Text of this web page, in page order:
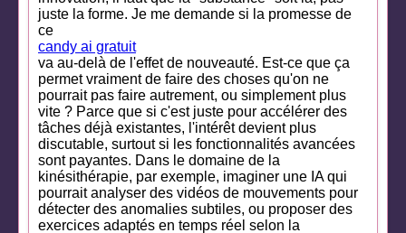
juste la forme. Je me demande si la promesse de
ce
candy ai gratuit
va au-delà de l'effet de nouveauté. Est-ce que ça
permet vraiment de faire des choses qu'on ne
pourrait pas faire autrement, ou simplement plus
vite ? Parce que si c'est juste pour accélérer des
tâches déjà existantes, l'intérêt devient plus
discutable, surtout si les fonctionnalités avancées
sont payantes. Dans le domaine de la
kinésithérapie, par exemple, imaginer une IA qui
pourrait analyser des vidéos de mouvements pour
détecter des anomalies subtiles, ou proposer des
exercices adaptés en temps réel selon la